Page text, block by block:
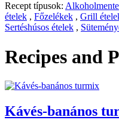
Recept típusok:
ételek , Főzelékek , Grill
Sertéshúsos ételek ,
Recipes and
Kávés-banános